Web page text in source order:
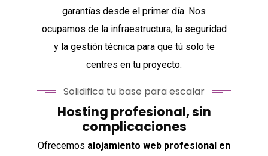
garantías desde el primer día. Nos
ocupamos de la infraestructura, la seguridad
y la gestión técnica para que tú solo te
centres en tu proyecto.
Solidifica tu base para escalar
Hosting profesional, sin
complicaciones
Ofrecemos alojamiento web profesional en